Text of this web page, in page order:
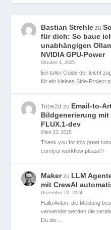
Bastian Strehle zu
für dich: So baue
unabhängigen
NVIDIA GPU-Power
Oktober 4, 2025
Ein toller Guide der leicht
für ein kleines Side-Project
Tobe2d zu Email-to-
Bildgenerierung mit
FLUX.1-dev
März 23, 2025
Thank you for this great
comfyui workflow please?
Makerzu LLM
mit CrewAI
Dezember 22, 2024
Hallo Anton, die Meldung
verwendet werden die
Du die…